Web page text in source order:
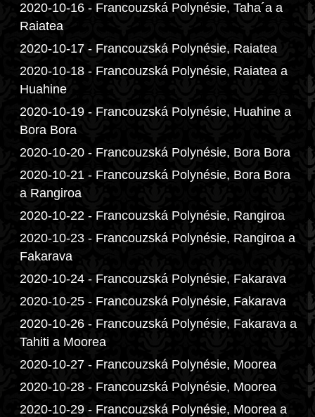
2020-10-16 - Francouzská Polynésie, Taha´a a
Raiatea
2020-10-17 - Francouzská Polynésie, Raiatea
2020-10-18 - Francouzská Polynésie, Raiatea a
Huahine
2020-10-19 - Francouzská Polynésie, Huahine a
Bora Bora
2020-10-20 - Francouzská Polynésie, Bora Bora
2020-10-21 - Francouzská Polynésie, Bora Bora
a Rangiroa
2020-10-22 - Francouzská Polynésie, Rangiroa
2020-10-23 - Francouzská Polynésie, Rangiroa a
Fakarava
2020-10-24 - Francouzská Polynésie, Fakarava
2020-10-25 - Francouzská Polynésie, Fakarava
2020-10-26 - Francouzská Polynésie, Fakarava a
Tahiti a Moorea
2020-10-27 - Francouzská Polynésie, Moorea
2020-10-28 - Francouzská Polynésie, Moorea
2020-10-29 - Francouzská Polynésie, Moorea a